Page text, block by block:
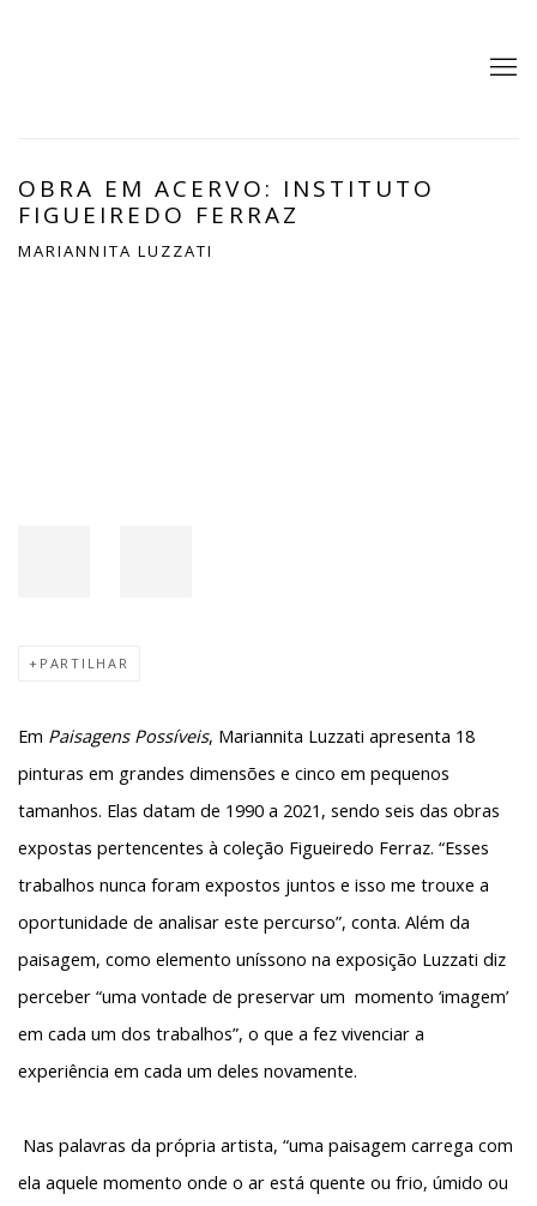
OBRA EM ACERVO: INSTITUTO
FIGUEIREDO FERRAZ
MARIANNITA LUZZATI
PARTILHAR
Em Paisagens Possíveis, Mariannita Luzzati apresenta 18
pinturas em grandes dimensões e cinco em pequenos
tamanhos. Elas datam de 1990 a 2021, sendo seis das obras
expostas pertencentes à coleção Figueiredo Ferraz. “Esses
trabalhos nunca foram expostos juntos e isso me trouxe a
oportunidade de analisar este percurso”, conta. Além da
paisagem, como elemento uníssono na exposição Luzzati diz
perceber “uma vontade de preservar um momento ‘imagem’
em cada um dos trabalhos”, o que a fez vivenciar a
experiência em cada um deles novamente.
Nas palavras da própria artista, “uma paisagem carrega com
ela aquele momento onde o ar está quente ou frio, úmido ou